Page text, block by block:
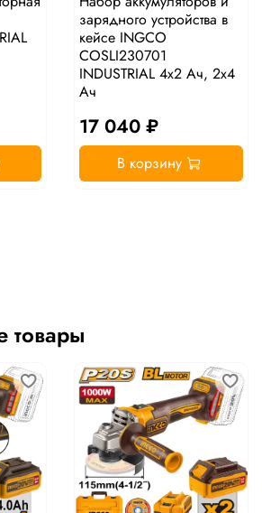
зарядного устройства в
кейсе INGCO
COSLI230701
INDUSTRIAL 4x2 Ач, 2x4
Ач
17 040 ₽
В корзину
товары